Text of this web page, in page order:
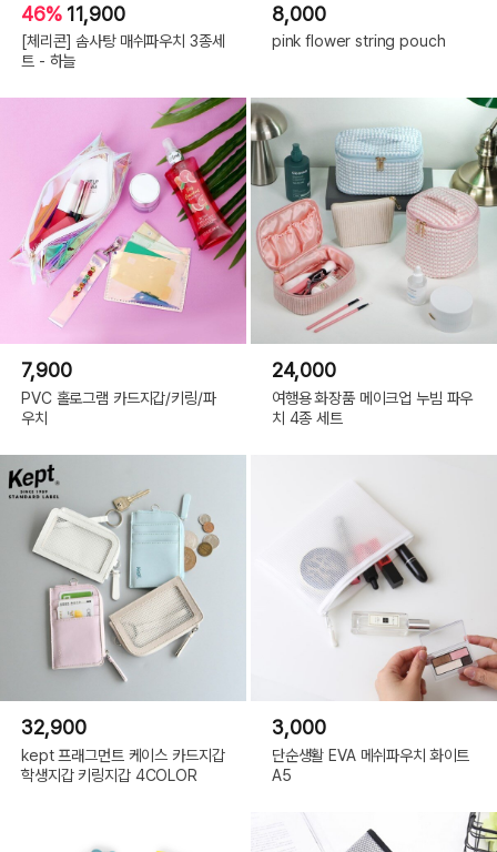
46% 11,900
[체리콘] 솜사탕 매쉬파우치 3종세
트 - 하늘
8,000
pink flower string pouch
7,900
PVC 홀로그램 카드지갑/키링/파
우치
24,000
여행용 화장품 메이크업 누빔 파우
치 4종 세트
32,900
kept 프래그먼트 케이스 카드지갑
학생지갑 키링지갑 4COLOR
3,000
단순생활 EVA 메쉬파우치 화이트
A5